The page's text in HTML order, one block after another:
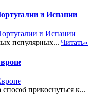
и Испании
популярных... Читать»
прикоснуться к...